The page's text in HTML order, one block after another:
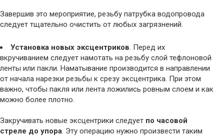
Завершив это мероприятие, резьбу патрубка водопровода
следует тщательно очистить от любых загрязнений.
Установка новых эксцентриков. Перед их
вкручиванием следует намотать на резьбу слой тефлоновой
ленты или пакли. Наматывание производится в направлении
от начала нарезки резьбы к срезу эксцентрика. При этом
важно, чтобы пакля или лента ложились ровным слоем и как
можно более плотно.
Закручивать новые эксцентрики следует по часовой
стреле до упора. Эту операцию нужно произвести таким